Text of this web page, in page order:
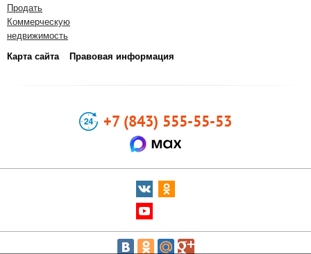
Продать
Коммерческую
недвижимость
Карта сайта
Правовая информация
+7 (843) 555-55-53